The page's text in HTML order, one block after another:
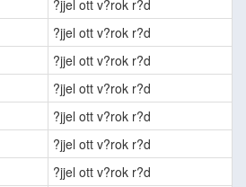
?jjel ott v?rok r?d
?jjel ott v?rok r?d
?jjel ott v?rok r?d
?jjel ott v?rok r?d
?jjel ott v?rok r?d
?jjel ott v?rok r?d
?jjel ott v?rok r?d